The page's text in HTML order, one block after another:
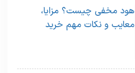
هود مخفی چیست؟ مزایا،
معایب و نکات مهم خرید